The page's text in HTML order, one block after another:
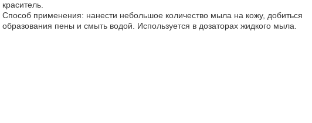
краситель.
Способ применения: нанести небольшое количество мыла на кожу, добиться
образования пены и смыть водой. Используется в дозаторах жидкого мыла.